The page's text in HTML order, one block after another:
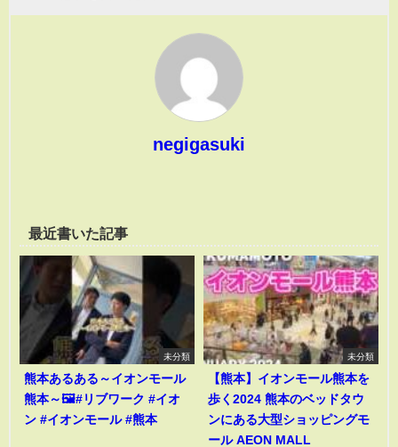
negigasuki
最近書いた記事
未分類
熊本あるある～イオンモール
熊本～🖼️#リブワーク #イオ
ン #イオンモール #熊本
未分類
【熊本】イオンモール熊本を
歩く2024 熊本のベッドタウ
ンにある大型ショッピングモ
ール AEON MALL